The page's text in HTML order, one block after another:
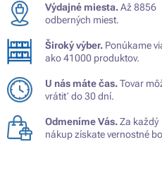
Výdajné miesta.Až 8856
odberných miest.
Široký výber. Ponúkame
ako 41000 produktov.
U nás máte čas.Tovar
vrátiť do 30 dní.
Odmeníme Vás.Za každý
nákup získate vernostné